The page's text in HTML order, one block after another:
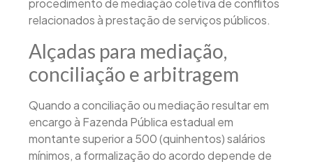
procedimento de mediação coletiva de conflitos
relacionados à prestação de serviços públicos.
Alçadas para mediação,
conciliação e arbitragem
Quando a conciliação ou mediação resultar em
encargo à Fazenda Pública estadual em
montante superior a 500 (quinhentos) salários
mínimos, a formalização do acordo depende de